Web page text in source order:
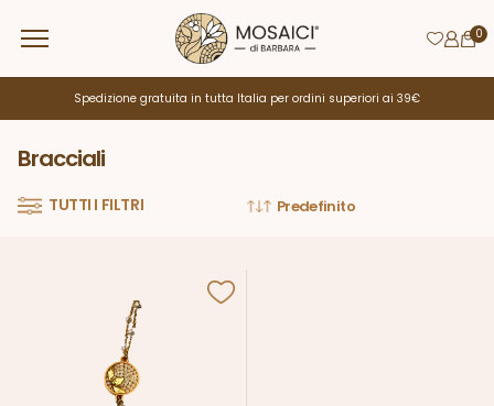
Spedizione gratuita in tutta Italia per ordini superiori ai 39€
Bracciali
TUTTI I FILTRI
0